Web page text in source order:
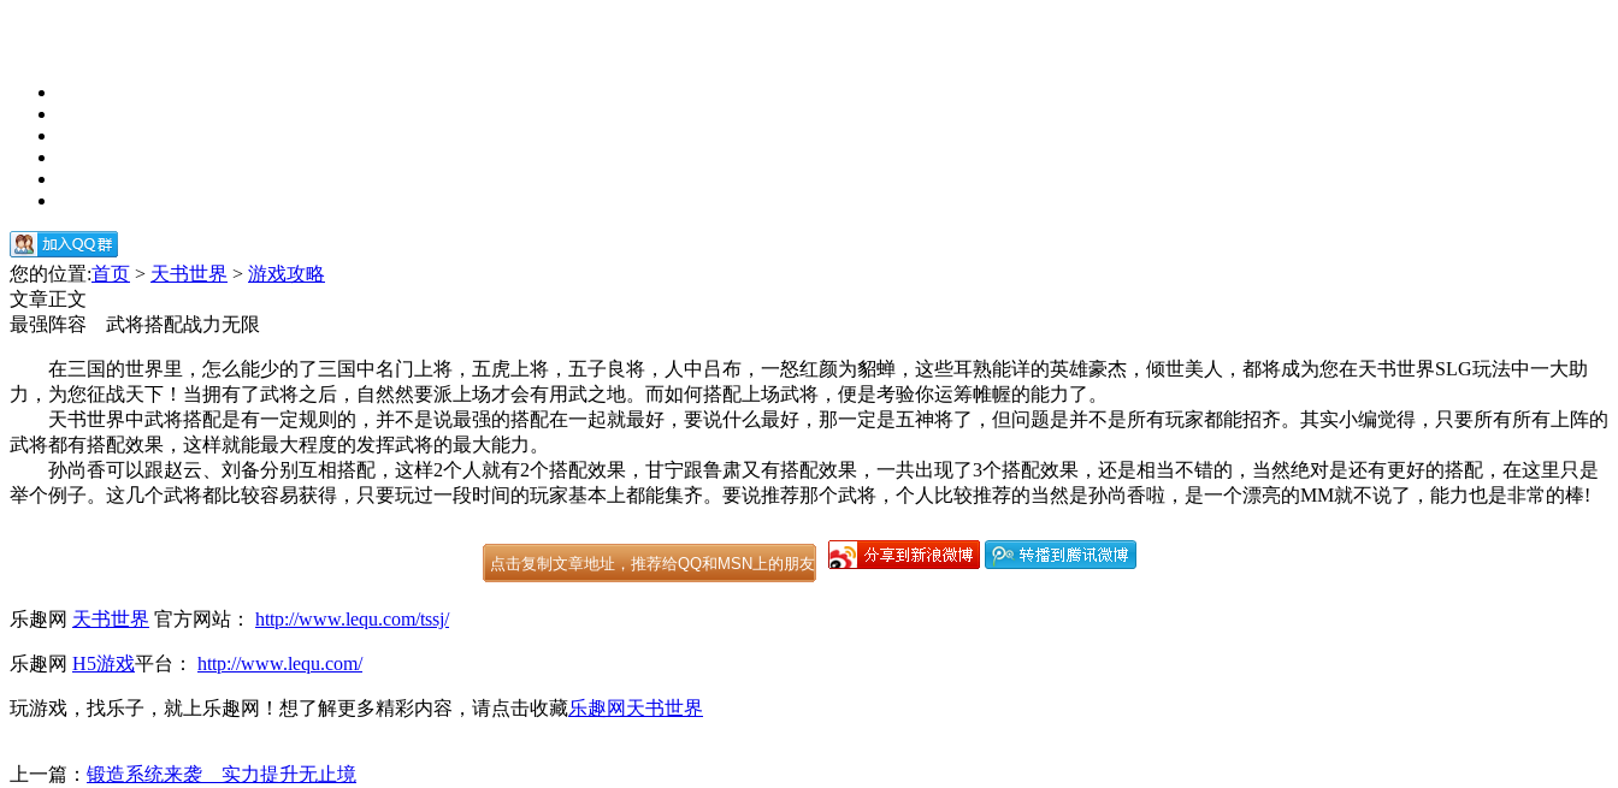
您的位置:首页 > 天书世界 > 游戏攻略
文章正文
最强阵容 武将搭配战力无限
在三国的世界里，怎么能少的了三国中名门上将，五虎上将，五子良将，人中吕布，一怒红颜为貂蝉，这些耳熟能详的英雄豪杰，倾世美人，都将成为您在天书世界SLG玩法中一大助
力，为您征战天下！当拥有了武将之后，自然然要派上场才会有用武之地。而如何搭配上场武将，便是考验你运筹帷幄的能力了。
天书世界中武将搭配是有一定规则的，并不是说最强的搭配在一起就最好，要说什么最好，那一定是五神将了，但问题是并不是所有玩家都能招齐。其实小编觉得，只要所有所有上阵的
武将都有搭配效果，这样就能最大程度的发挥武将的最大能力。
孙尚香可以跟赵云、刘备分别互相搭配，这样2个人就有2个搭配效果，甘宁跟鲁肃又有搭配效果，一共出现了3个搭配效果，还是相当不错的，当然绝对是还有更好的搭配，在这里只是
举个例子。这几个武将都比较容易获得，只要玩过一段时间的玩家基本上都能集齐。要说推荐那个武将，个人比较推荐的当然是孙尚香啦，是一个漂亮的MM就不说了，能力也是非常的棒!
乐趣网 天书世界 官方网站： http://www.lequ.com/tssj/
乐趣网 H5游戏平台： http://www.lequ.com/
玩游戏，找乐子，就上乐趣网！想了解更多精彩内容，请点击收藏乐趣网天书世界
上一篇： 锻造系统来袭 实力提升无止境